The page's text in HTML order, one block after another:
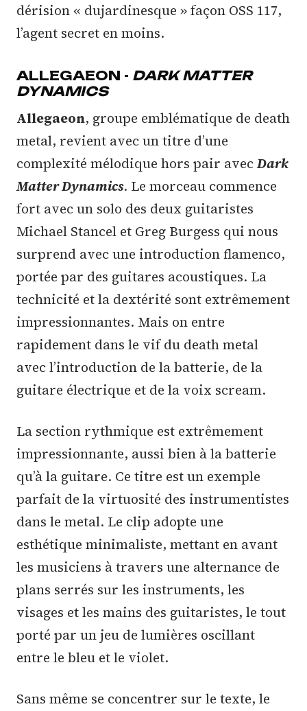
dérision « dujardinesque » façon OSS 117,
l’agent secret en moins.
ALLEGAEON - DARK MATTER
DYNAMICS
Allegaeon, groupe emblématique de death
metal, revient avec un titre d’une
complexité mélodique hors pair avecDark
Matter Dynamics. Le morceau commence
fort avec un solo des deux guitaristes
Michael Stancel et Greg Burgess qui nous
surprend avec une introduction flamenco,
portée par des guitares acoustiques. La
technicité et la dextérité sont extrêmement
impressionnantes. Mais on entre
rapidement dans le vif du death metal
avec l’introduction de la batterie, de la
guitare électrique et de la voix scream.
La section rythmique est extrêmement
impressionnante, aussi bien à la batterie
qu’à la guitare. Ce titre est un exemple
parfait de la virtuosité des instrumentistes
dans le metal. Le clip adopte une
esthétique minimaliste, mettant en avant
les musiciens à travers une alternance de
plans serrés sur les instruments, les
visages et les mains des guitaristes, le tout
porté par un jeu de lumières oscillant
entre le bleu et le violet.
Sans même se concentrer sur le texte, le